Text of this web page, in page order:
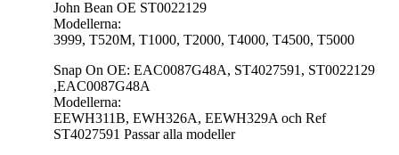
John Bean OE ST0022129
Modellerna:
3999, T520M, T1000, T2000, T4000, T4500, T5000
Snap On OE: EAC0087G48A, ST4027591, ST0022129
,EAC0087G48A
Modellerna:
EEWH311B, EWH326A, EEWH329A och Ref
ST4027591 Passar alla modeller